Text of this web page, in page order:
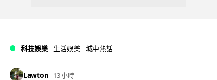
科技娛樂 生活娛樂 城中熱話
Lawton 13 小時